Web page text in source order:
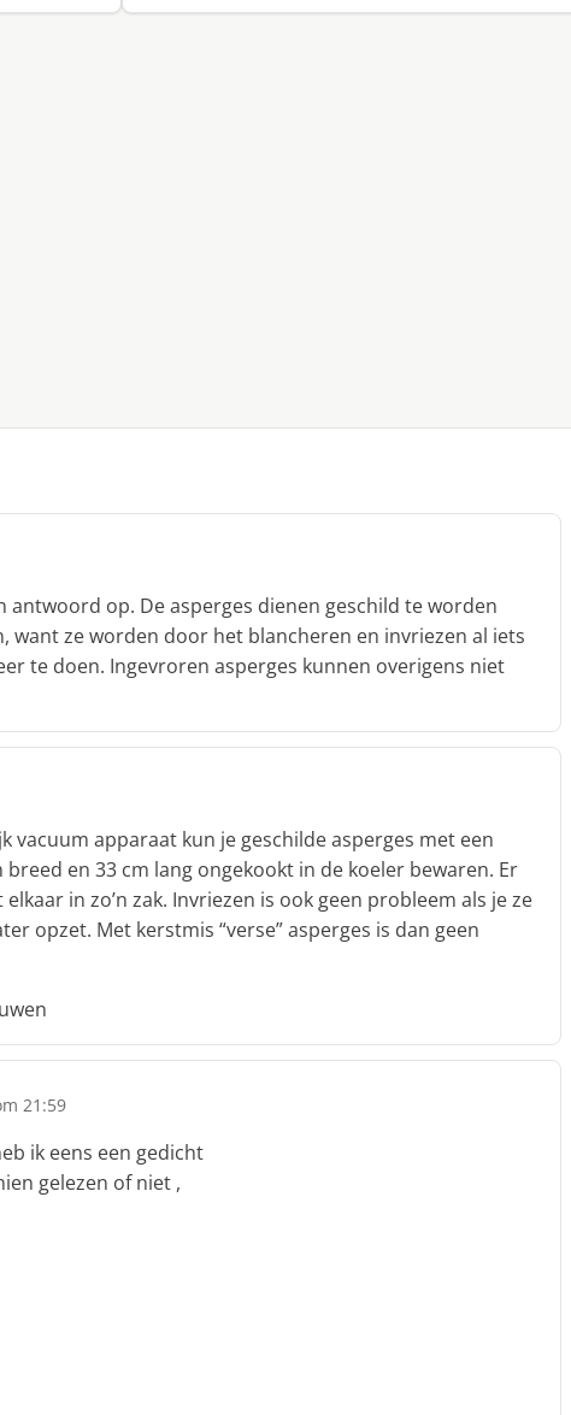
antwoord op. De asperges dienen geschild te worden
want ze worden door het blancheren en invriezen al iets
te doen. Ingevroren asperges kunnen overigens niet
vacuum apparaat kun je geschilde asperges met een
en 33 cm lang ongekookt in de koeler bewaren. Er
in zo’n zak. Invriezen is ook geen probleem als je ze
opzet. Met kerstmis “verse” asperges is dan geen
21:59
ik eens een gedicht
gelezen of niet ,